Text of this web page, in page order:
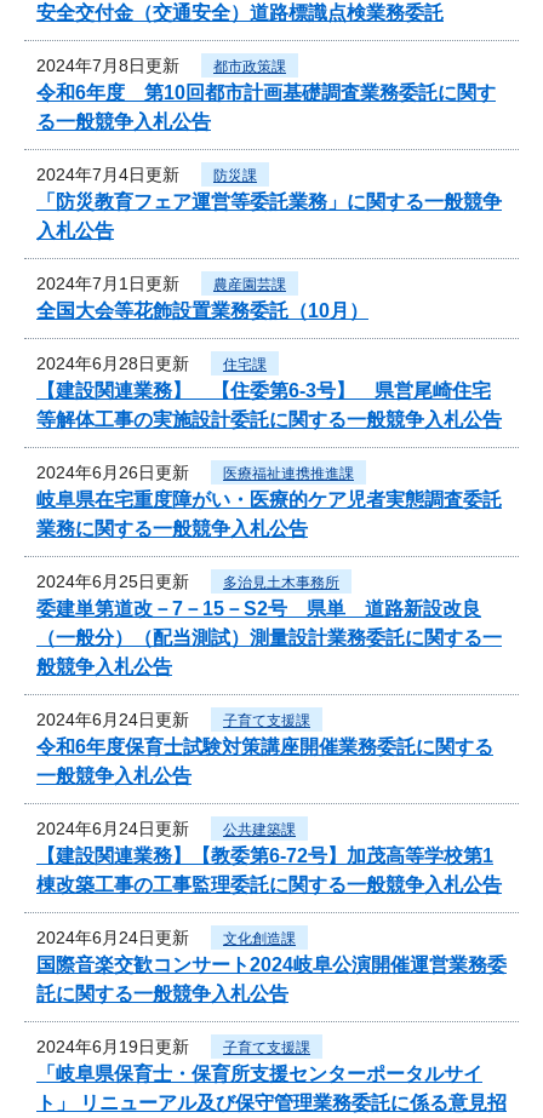
安全交付金（交通安全）道路標識点検業務委託
2024年7月8日更新 都市政策課
令和6年度 第10回都市計画基礎調査業務委託に関す
る一般競争入札公告
2024年7月4日更新 防災課
「防災教育フェア運営等委託業務」に関する一般競争
入札公告
2024年7月1日更新 農産園芸課
全国大会等花飾設置業務委託（10月）
2024年6月28日更新 住宅課
【建設関連業務】 【住委第6-3号】 県営尾崎住宅
等解体工事の実施設計委託に関する一般競争入札公告
2024年6月26日更新 医療福祉連携推進課
岐阜県在宅重度障がい・医療的ケア児者実態調査委託
業務に関する一般競争入札公告
2024年6月25日更新 多治見土木事務所
委建単第道改－7－15－S2号 県単 道路新設改良
（一般分）（配当測試）測量設計業務委託に関する一
般競争入札公告
2024年6月24日更新 子育て支援課
令和6年度保育士試験対策講座開催業務委託に関する
一般競争入札公告
2024年6月24日更新 公共建築課
【建設関連業務】【教委第6-72号】加茂高等学校第1
棟改築工事の工事監理委託に関する一般競争入札公告
2024年6月24日更新 文化創造課
国際音楽交歓コンサート2024岐阜公演開催運営業務委
託に関する一般競争入札公告
2024年6月19日更新 子育て支援課
「岐阜県保育士・保育所支援センターポータルサイ
ト」 リニューアル及び保守管理業務委託に係る意見招